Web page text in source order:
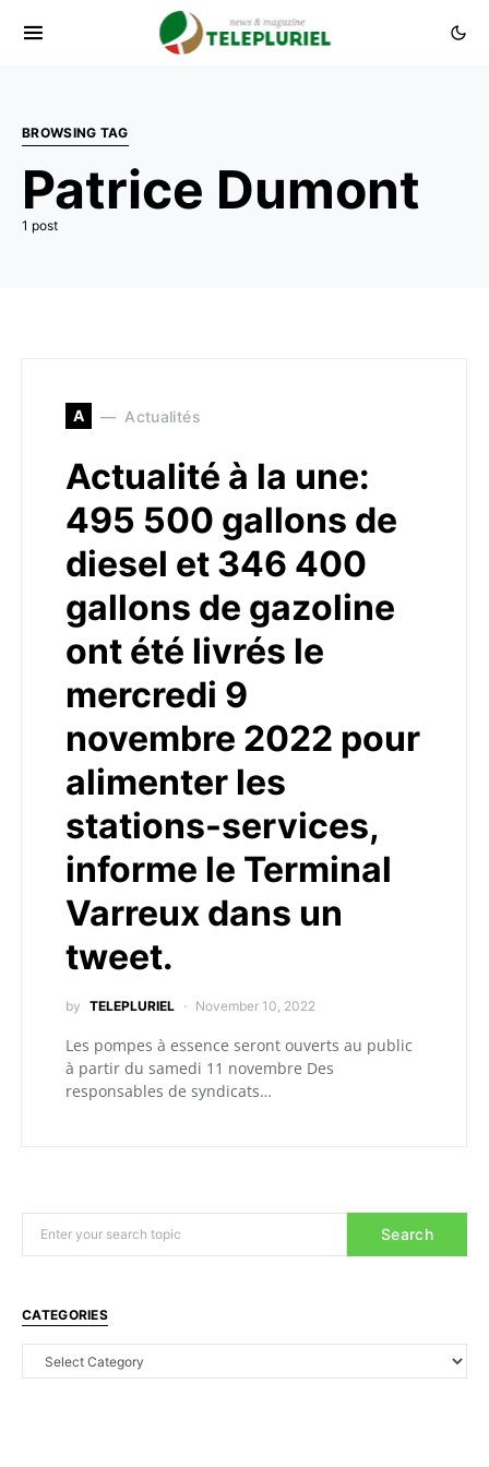
BROWSING TAG
Patrice Dumont
1 post
A Actualités
Actualité à la une:
495 500 gallons de
diesel et 346 400
gallons de gazoline
ont été livrés le
mercredi 9
novembre 2022 pour
alimenter les
stations-services,
informe le Terminal
Varreux dans un
tweet.
by TELEPLURIEL November 10, 2022
Les pompes à essence seront ouverts au public
à partir du samedi 11 novembre Des
responsables de syndicats…
Search
CATEGORIES